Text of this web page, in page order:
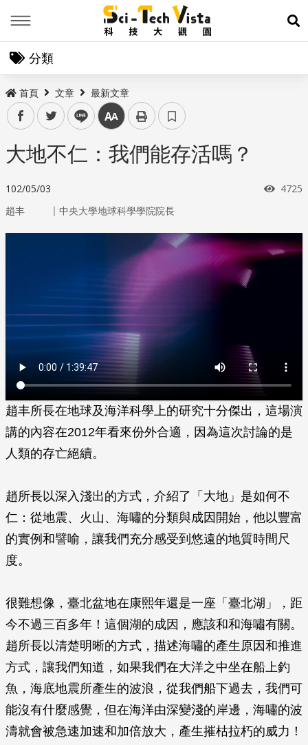
展
分類
首頁 文章 最新文章
facebooktwitter line 中
大地不仁：我們能存活嗎？
102/05/03 瀏覽
4725
趙丰 ｜ 中央大學地球科學學院院長
趙丰所長在地球及海洋科學上的研究十分傑出，這場演
講的內容在2012年看來份外合適，因為這次討論的是
人類的存亡絕續。
趙所長以深入淺出的方式，介紹了「大地」是如何不
仁：從地震、火山、海嘯的分類與成因開始，他以豐富
的實例和譬喻，讓我們充分感受到悠遠的地質時間尺
度。
很難想像，臺北盆地在康熙年還是一座「臺北湖」，距
今不過三百多年！這個湖的成因，應該和和海嘯有關。
趙所長以清楚明晰的方式，描述海嘯的產生原因和推進
方式，讓我們知道，如果我們在大洋之中坐在船上釣
魚，海底地震所產生的波浪，從我們船下過去，我們可
能沒有什麼感覺，但在海洋由深變淺的岸邊，海嘯的波
濤就會被急速加速和加倍放大，產生摧枯拉朽的威力！